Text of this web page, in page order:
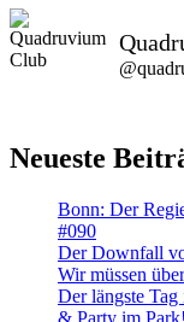
Neueste
Bonn: Der
#090
Der Downfall
Wir müssen
Der längste
& Party im Park!